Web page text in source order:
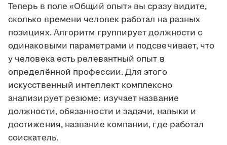
Теперь в поле «Общий опыт» вы сразу видите,
сколько времени человек работал на разных
позициях. Алгоритм группирует должности с
одинаковыми параметрами и подсвечивает, что
у человека есть релевантный опыт в
определённой профессии. Для этого
искусственный интеллект комплексно
анализирует резюме: изучает название
должности, обязанности и задачи, навыки и
достижения, название компании, где работал
соискатель.